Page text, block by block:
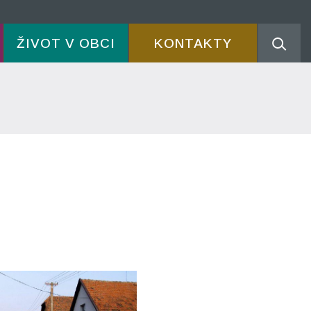
ŽIVOT V OBCI KONTAKTY